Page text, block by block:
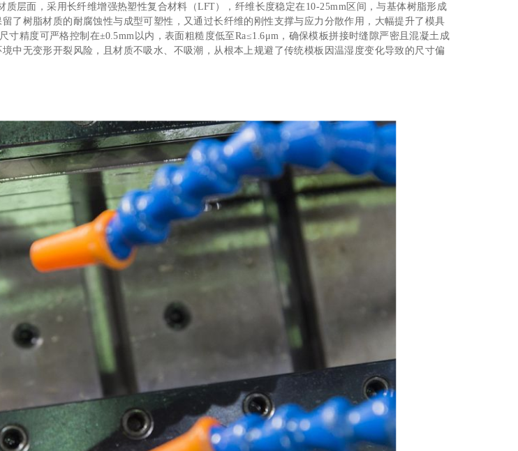
层面，采用长纤维增强热塑性复合材料（LFT），纤维长度稳定在10-25mm区间，与基体树脂形成
树脂材质的耐腐蚀性与成型可塑性，又通过长纤维的刚性支撑与应力分散作用，大幅提升了模具
精度可严格控制在±0.5mm以内，表面粗糙度低至Ra≤1.6μm，确保模板拼接时缝隙严密且混凝土成
无变形开裂风险，且材质不吸水、不吸潮，从根本上规避了传统模板因温湿度变化导致的尺寸偏